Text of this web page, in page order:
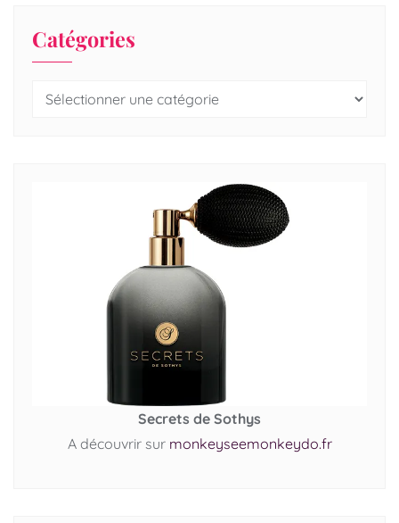
Catégories
Secrets de Sothys
A découvrir sur monkeyseemonkeydo.fr